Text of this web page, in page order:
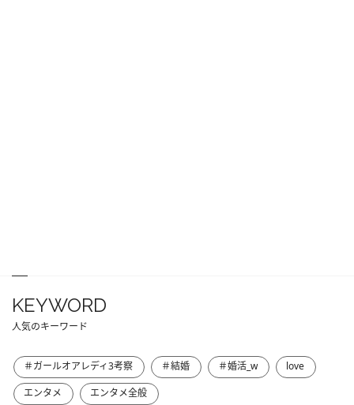
KEYWORD
人気のキーワード
＃ガールオアレディ3考察 ＃結婚 ＃婚活_w
love
エンタメ
エンタメ全般